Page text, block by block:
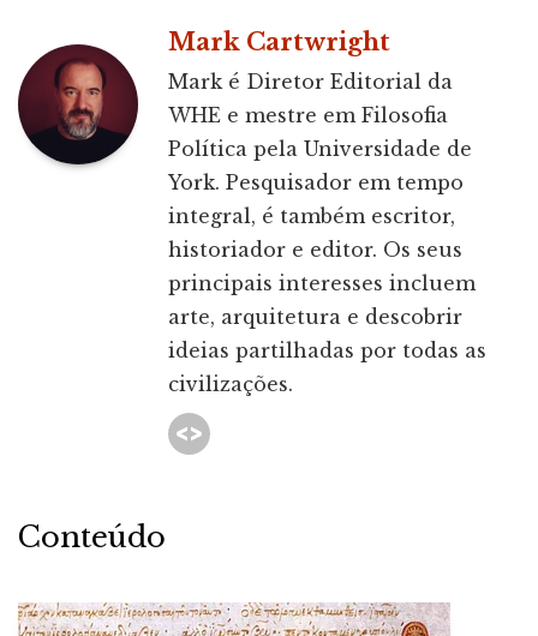
Mark Cartwright
Mark é Diretor Editorial da
WHE e mestre em Filosofia
Política pela Universidade de
York. Pesquisador em tempo
integral, é também escritor,
historiador e editor. Os seus
principais interesses incluem
arte, arquitetura e descobrir
ideias partilhadas por todas as
civilizações.
Conteúdo